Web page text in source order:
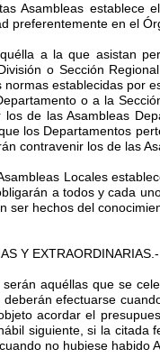
Asambleas
preferentemente en el
a la que asistan
o Sección
establecidas por
o a la
de las Asambleas
los Departamentos
contravenir los de las
Locales
a todos y cada
ser hechos del
Y
aquéllas que se
efectuarse
acordar el
siguiente, si la citada
no hubiese habido